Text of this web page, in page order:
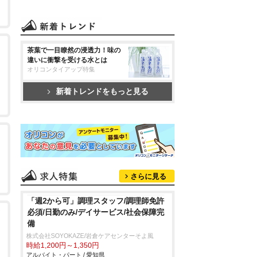
茶葉で一目瞭然の浸透力！味の
違いに衝撃を受ける水とは
オリコンタイアップ特集
新着トレンドをもっと見る
さらに見る
「週2から可」調理スタッフ/調理師免許
必須/日勤のみ/デイサービス/社会保障完
備
株式会社SOYOKAZE/岩倉ケアセンターそよ風
時給1,200円～1,350円
アルバイト・パート / 愛知県